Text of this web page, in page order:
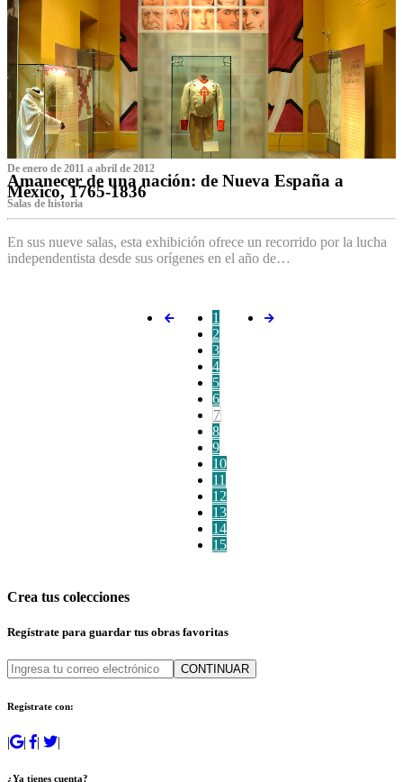
De enero de 2011 a abril de 2012
Amanecer de una nación: de Nueva España a
México, 1765-1836
Salas de historia
En sus nueve salas, esta exhibición ofrece un recorrido por la lucha
independentista desde sus orígenes en el año de…
1
2
3
4
5
6
7
8
9
10
11
12
13
14
15
Crea tus colecciones
Regístrate para guardar tus obras favoritas
CONTINUAR
Regístrate con:
| | | |
¿Ya tienes cuenta?